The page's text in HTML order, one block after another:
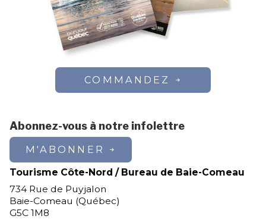
COMMANDEZ
Abonnez-vous à notre infolettre
M'ABONNER
Tourisme Côte-Nord / Bureau de Baie-Comeau
734 Rue de Puyjalon
Baie-Comeau (Québec)
G5C 1M8